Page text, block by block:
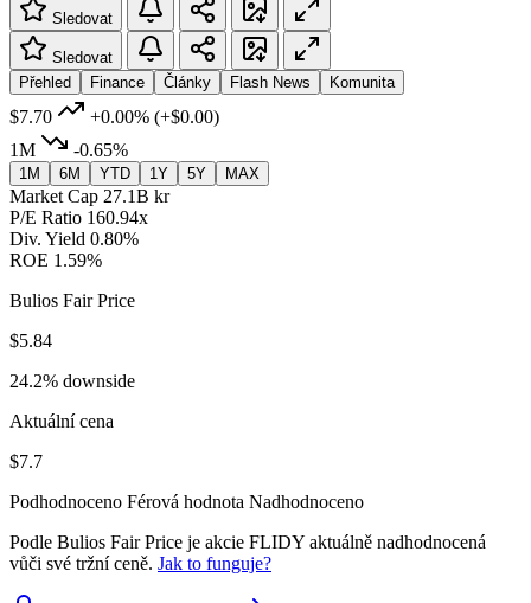
Sledovat
Sledovat
Přehled
Finance Články Flash News Komunita
$7.70 +0.00% (+$0.00)
1M
-0.65%
1M 6M YTD 1Y 5Y MAX
Market Cap 27.1B kr
P/E Ratio 160.94x
Div. Yield 0.80%
ROE 1.59%
Bulios Fair Price
$5.84
24.2% downside
Aktuální cena
$7.7
Podhodnoceno Férová hodnota Nadhodnoceno
Podle Bulios Fair Price je akcie FLIDY aktuálně nadhodnocená
vůči své tržní ceně. Jak to funguje?